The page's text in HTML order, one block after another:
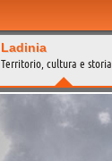
Ladinia
Territorio, cultura e storia